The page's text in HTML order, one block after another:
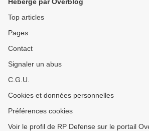
Top articles
Pages
Contact
Signaler un abus
C.G.U.
Cookies et données personnelles
Préférences cookies
Voir le profil de RP Defense sur le portail